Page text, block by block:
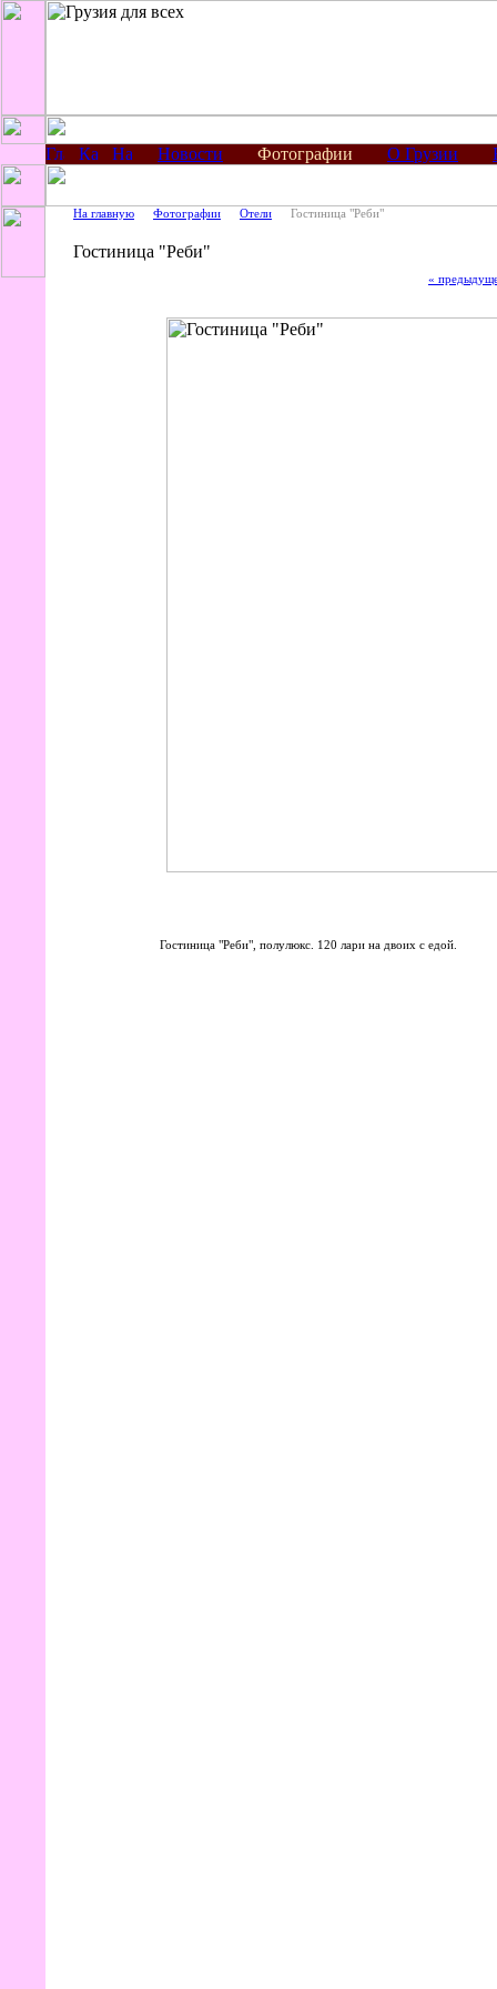
Новости Фотографии О Грузии
На главную Фотографии Отели Гостиница "Реби"
Гостиница "Реби"
«
Гостиница "Реби", полулюкс. 120 лари на двоих с едой.